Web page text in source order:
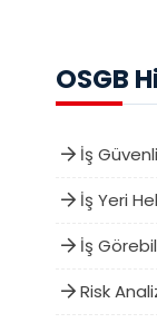
OSGB
İş
İş Yeri
İş
Risk